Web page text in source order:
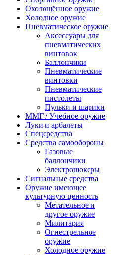
Охолощённое оружие
Холодное оружие
Пневматическое оружие
Аксессуары для
пневматических
винтовок
Баллончики
Пневматические
винтовки
Пневматические
пистолеты
Пульки и шарики
ММГ / Учебное оружие
Луки и арбалеты
Спецсредства
Средства самообороны
Газовые
баллончики
Электрошокеры
Сигнальные средства
Оружие имеющее
культурную ценность
Метательное и
другое оружие
Милитария
Огнестрельное
оружие
Холодное оружие